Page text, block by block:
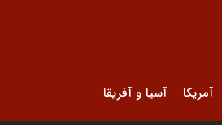
آمریکا آسیا و آفریقا